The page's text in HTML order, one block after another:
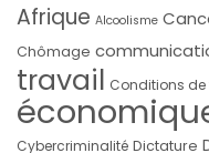
Afrique Alcoolisme
Chômage
travail Conditions
Cybercriminalité Dictature